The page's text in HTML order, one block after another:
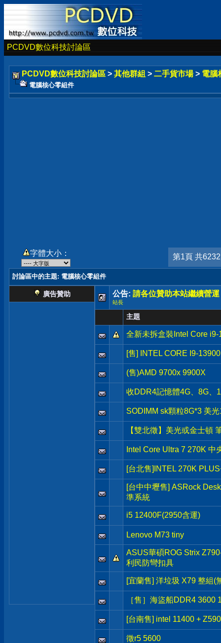
PCDVD數位科技討論區
PCDVD數位科技討論區 > 其他群組 > 二手貨市場 > 電腦
電腦核心零組件
字體大小： 第1頁 共
討論區中的主題: 電腦核心零組件
廣告贊助 公告: 請各位贊助本站繼續營運
站長
主題
全新未拆盒裝Intel Core i9-
[售] INTEL CORE I9-
(售)AMD 9700x 9900X
收DDR4記憶體4G、8G、
SODIMM sk顆粒8G*3 美
【雙北徵】美光或金士頓
Intel Core Ultra 7 270K 中
[台北售]INTEL 270K
[台中中壢售] ASRock
準系統
i5 12400F(2950含運)
Lenovo M73 tiny
ASUS華碩ROG Strix
利民防彎扣具
[宜蘭售] 洋垃圾 X79 整組(
［售］海盜船DDR4 3600
[台南售] intel 11400 +
徵r5 5600